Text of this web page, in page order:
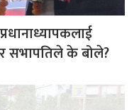
र सभापतिले के बोले?